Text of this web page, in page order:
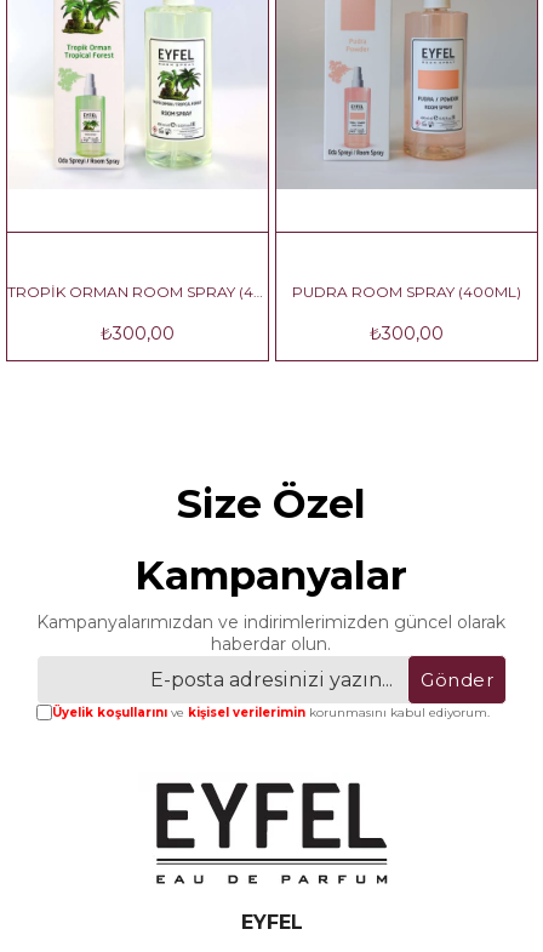
TROPİK ORMAN ROOM SPRAY (400ML) PUDRA ROOM SPRAY (400ML) PAMUK
Size Özel
Kampanyalar
Kampanyalarımızdan ve indirimlerimizden güncel olarak
haberdar olun.
Gönder
Üyelik koşullarınıve kişisel verileriminkorunmasını kabul ediyorum.
EYFEL